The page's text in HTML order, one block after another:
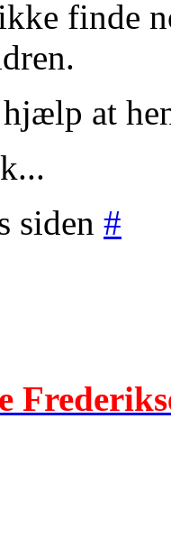
finde
at
siden #